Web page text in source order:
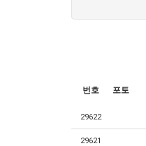
번호 포토
29622
29621